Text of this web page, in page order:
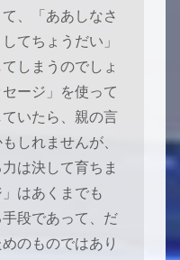
、「ああしなさ
てちょうだい」
しまうのでしょ
ージ」を使って
いたら、親の言
しれませんが、
は決して育ちま
はあくまでも
手段であって、だ
のものではあり